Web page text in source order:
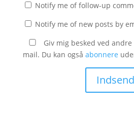
Notify me of follow-up
Notify me of new posts by
Giv mig besked ved
mail. Du kan også abonnere